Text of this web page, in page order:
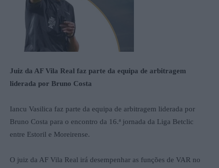
Juiz da AF Vila Real faz parte da equipa de arbitragem
liderada por Bruno Costa
Iancu Vasilica faz parte da equipa de arbitragem liderada por
Bruno Costa para o encontro da 16.ª jornada da Liga Betclic
entre Estoril e Moreirense.
O juiz da AF Vila Real irá desempenhar as funções de VAR no